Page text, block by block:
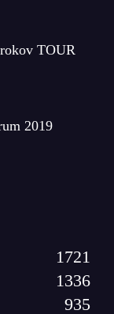
TOUR
2019
1721
1336
935